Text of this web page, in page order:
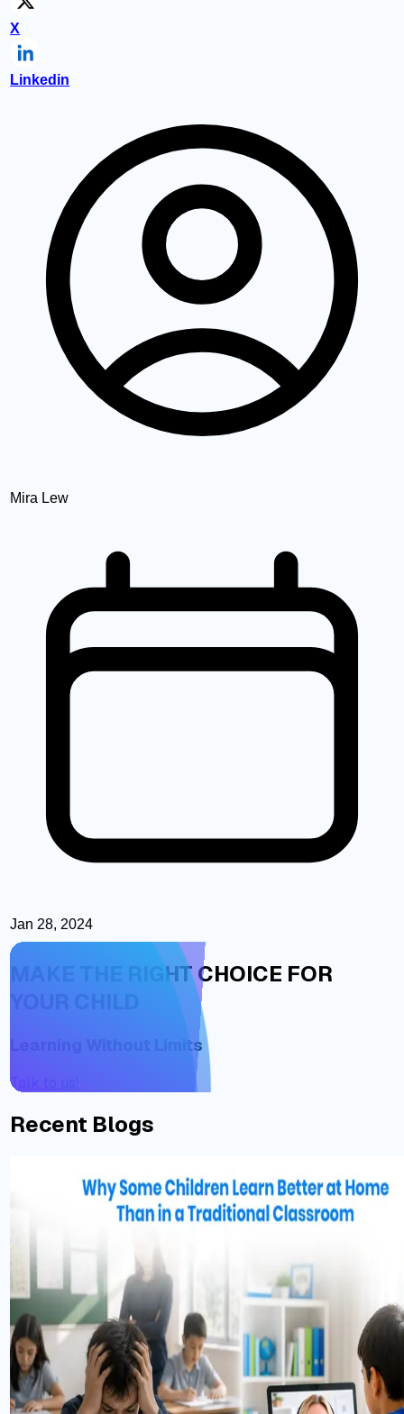
X
Linkedin
Mira Lew
Jan 28, 2024
MAKE THE RIGHT CHOICE FOR
YOUR CHILD
Learning Without Limits
Talk to us!
Recent Blogs